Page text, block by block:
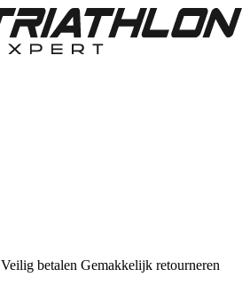
Veilig betalen Gemakkelijk retourneren